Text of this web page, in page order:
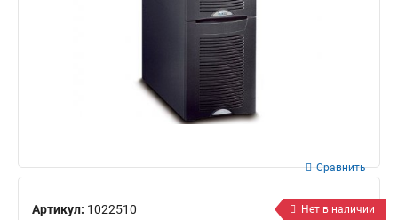
Артикул: 1022510
Сравнить
Нет в наличии